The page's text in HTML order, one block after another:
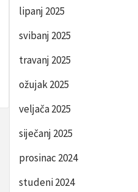
lipanj 2025
svibanj 2025
travanj 2025
ožujak 2025
veljača 2025
siječanj 2025
prosinac 2024
studeni 2024